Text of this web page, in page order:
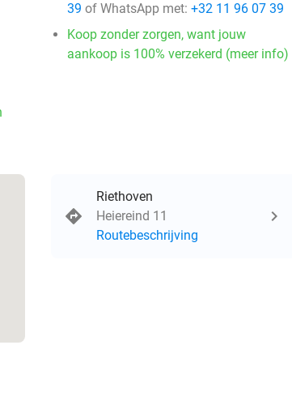
39 of WhatsApp met: +32 11 96 07 39
Koop zonder zorgen, want jouw
aankoop is 100% verzekerd (meer info)
Riethoven
Heiereind 11
Routebeschrijving